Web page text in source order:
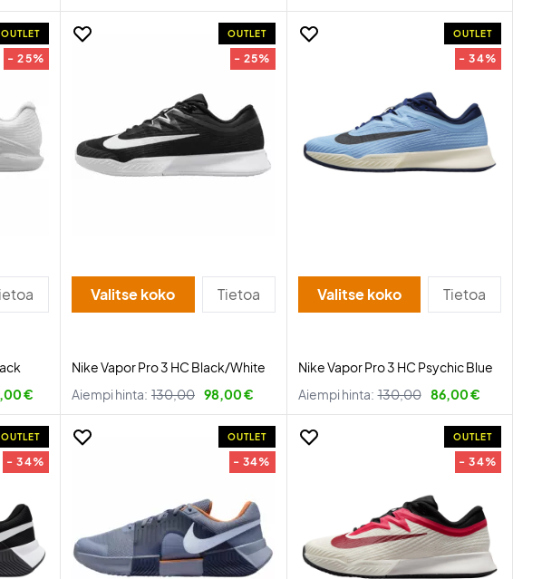
OUTLET
- 25%
€
OUTLET
- 25%
Valitse koko Tietoa
Nike Vapor Pro 3 HC Black/White
Aiempi hinta: 130,00 98,00 €
OUTLET
- 34%
Valitse koko Tietoa
Nike Vapor Pro 3 HC Psychic Blue
Aiempi hinta: 130,00 86,00 €
OUTLET
- 34%
OUTLET
- 34%
OUTLET
- 34%